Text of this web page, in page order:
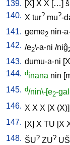
139. [X] X X […]
140. X tur? mu?-
141. geme2 nin-
142. /e2\-a-ni /niĝ
143. dumu-a-ni [X
144. dinana nin [
145. d/nin\-[e2-
146. X X X [X (X)]
147. [X] X TU [X
148. ŠU? ZU? UŠ